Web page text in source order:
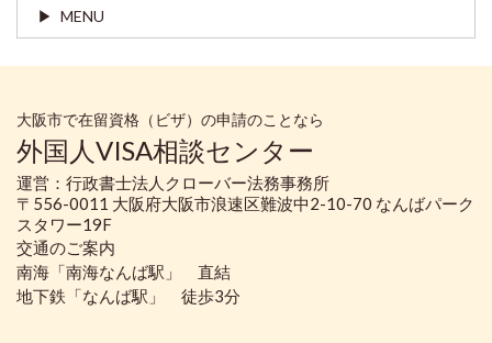
MENU
大阪市で在留資格（ビザ）の申請のことなら
外国人VISA相談センター
運営：行政書士法人クローバー法務事務所
〒556-0011 大阪府大阪市浪速区難波中2-10-70 なんばパーク
スタワー19F
交通のご案内
南海「南海なんば駅」 直結
地下鉄「なんば駅」 徒歩3分